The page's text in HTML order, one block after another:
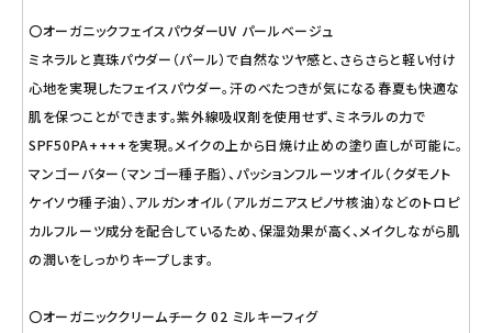
meeting_room ログイン person 会員登録
〇オーガニックフェイスパウダーUV パールベージュ
ミネラルと真珠パウダー（パール）で自然なツヤ感と、さらさらと軽い付け
心地を実現したフェイスパウダー。汗のべたつきが気になる春夏も快適な
肌を保つことができます。紫外線吸収剤を使用せず、ミネラルの力で
SPF50PA++++を実現。メイクの上から日焼け止めの塗り直しが可能に。
マンゴーバター（マンゴー種子脂）、パッションフルーツオイル（クダモノト
ケイソウ種子油）、アルガンオイル（アルガニアスピノサ核油）などのトロピ
カルフルーツ成分を配合しているため、保湿効果が高く、メイクしながら肌
の潤いをしっかりキープします。
〇オーガニッククリームチーク 02 ミルキーフィグ